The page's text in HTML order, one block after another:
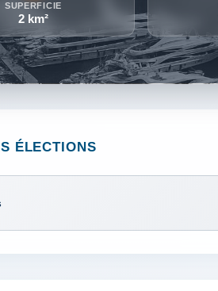
SUPERFICIE
2 km²
ÉLECTIONS